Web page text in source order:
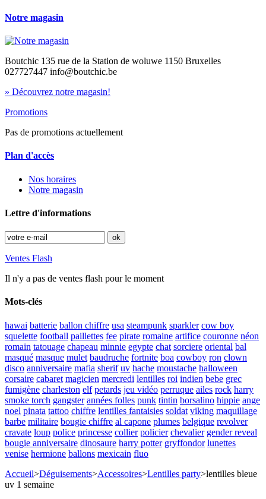
Notre magasin
Boutchic 135 rue de la Station de woluwe 1150 Bruxelles
027727447 info@boutchic.be
» Découvrez notre magasin!
Promotions
Pas de promotions actuellement
Plan d'accès
Nos horaires
Notre magasin
Lettre d'informations
Ventes Flash
Il n'y a pas de ventes flash pour le moment
Mots-clés
hawai batterie ballon chiffre usa steampunk sparkler cow boy
squelette football paillettes fee pirate romaine artifice couronne néon
romain tatouage chapeau minnie egypte chat sorciere oriental bal
masqué masque mulet baudruche fortnite boa cowboy ron clown
disco anniversaire mafia sherif uv hache moustache halloween
corsaire cabaret magicien mercredi lentilles roi indien bebe grec
fumigène charleston elf petards jeu vidéo perruque ailes rock harry
smoke torch gangster années folles punk tintin borsalino hippie ange
noel pinata tattoo chiffre lentilles fantaisies soldat viking maquillage
barbe militaire bougie chiffre al capone plumes belgique revolver
cravate loup police princesse collier policier chevalier gender reveal
bougie anniversaire dinosaure harry potter gryffondor lunettes
venise hermione ballons mexicain fluo
Accueil>Déguisements>Accessoires>Lentilles party>lentilles bleue
uv 1 semaine